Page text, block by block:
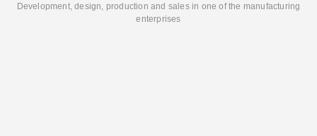
Development, design, production and sales in one of the manufacturing
enterprises